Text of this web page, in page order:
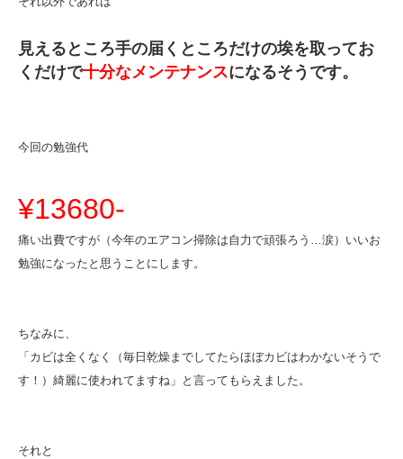
見えるところ手の届くところだけの埃を取ってお
くだけで十分なメンテナンスになるそうです。
今回の勉強代
¥13680-
痛い出費ですが （今年のエアコン掃除は自力で頑張ろう…涙） いいお
勉強になったと思うことにします。
ちなみに、
「カビは全くなく
（毎日乾燥までしてたらほぼカビはわかないそうで
す！） 綺麗に使われてますね」 と言ってもらえました。
それと